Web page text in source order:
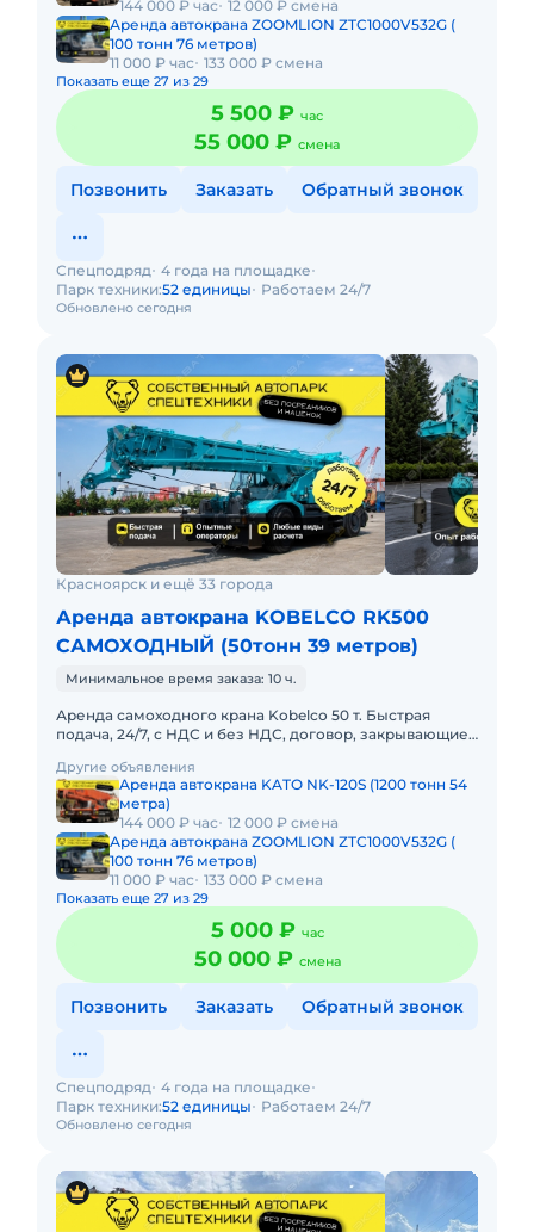
144 000 ₽ час
12 000 ₽ смена
Аренда автокрана ZOOMLION ZTC1000V532G (
100 тонн 76 метров)
11 000 ₽ час 133 000 ₽ смена
Показать еще 27 из 29
5 500 ₽ час
55 000 ₽ смена
Позвонить Заказать Обратный звонок
Обновлено сегодня
Спецподряд 4 года на площадке
Парк техники:52 единицы Работаем 24/7
Красноярск и ещё 33 города
Аренда автокрана KOBELCO RK500
САМОХОДНЫЙ (50тонн 39 метров)
Минимальное время заказа: 10 ч.
Аренда самоходного крана Kobelco 50 т. Быстрая
подача, 24/7, с НДС и без НДС, договор, закрывающие
50 ТОННПредостав
Другие объявления
Аренда автокрана KATO NK-120S (1200 тонн 54
метра)
144 000 ₽ час
12 000 ₽ смена
Аренда автокрана ZOOMLION ZTC1000V532G (
100 тонн 76 метров)
11 000 ₽ час 133 000 ₽ смена
Показать еще 27 из 29
5 000 ₽ час
50 000 ₽ смена
Позвонить Заказать Обратный звонок
Обновлено сегодня
Спецподряд 4 года на площадке
Парк техники:52 единицы Работаем 24/7